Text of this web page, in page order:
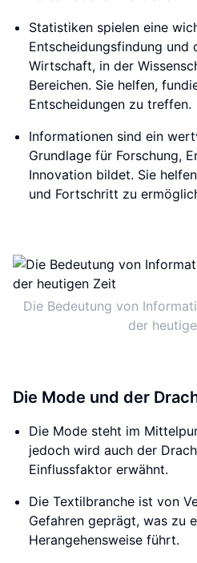
Statistiken spielen eine
Entscheidungsfindung und
Wirtschaft, in der
Bereichen. Sie helfen,
Entscheidungen zu treffen.
Informationen sind ein
Grundlage für Forschung,
Innovation bildet. Sie
und Fortschritt zu
Die Bedeutung von
der
Die Mode und der
Die Mode steht im
jedoch wird auch der
Einflussfaktor erwähnt.
Die Textilbranche ist von
Gefahren geprägt, was zu
Herangehensweise führt.